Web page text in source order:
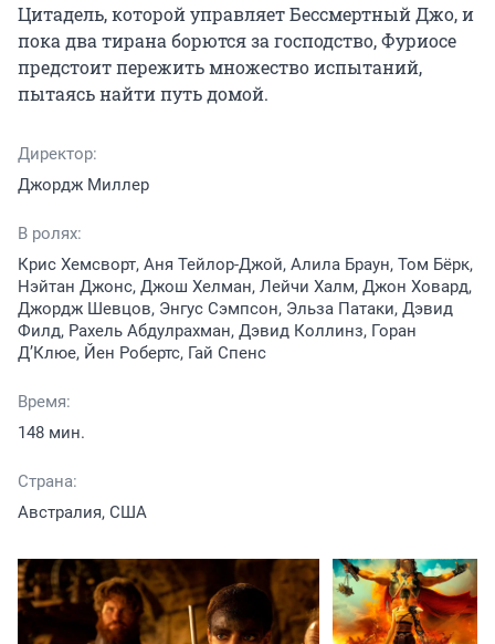
Цитадель, которой управляет Бессмертный Джо, и
пока два тирана борются за господство, Фуриосе
предстоит пережить множество испытаний,
пытаясь найти путь домой.
Директор:
Джордж Миллер
В ролях:
Крис Хемсворт, Аня Тейлор-Джой, Алила Браун, Том Бёрк,
Нэйтан Джонс, Джош Хелман, Лейчи Халм, Джон Ховард,
Джордж Шевцов, Энгус Сэмпсон, Эльза Патаки, Дэвид
Филд, Рахель Абдулрахман, Дэвид Коллинз, Горан
Д’Клюе, Йен Робертс, Гай Спенс
Время:
148 мин.
Страна:
Австралия, США